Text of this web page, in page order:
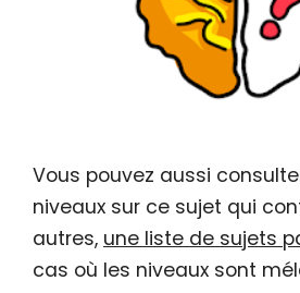
Vous pouvez aussi
niveaux sur ce sujet qui
autres, une liste de sujets
cas où les niveaux sont